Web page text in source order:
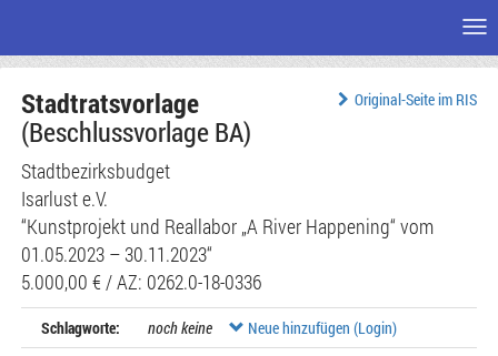
Seiteninhalt
Original-Seite im RIS
Stadtratsvorlage
(Beschlussvorlage BA)
Stadtbezirksbudget
Isarlust e.V.
“Kunstprojekt und Reallabor „A River Happening“ vom
01.05.2023 – 30.11.2023“
5.000,00 € / AZ: 0262.0-18-0336
Schlagworte: noch keine
Neue hinzufügen (Login)